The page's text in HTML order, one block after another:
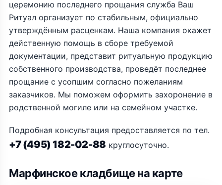
церемонию последнего прощания служба Ваш
Ритуал организует по стабильным, официально
утверждённым расценкам. Наша компания окажет
действенную помощь в сборе требуемой
документации, представит ритуальную продукцию
собственного производства, проведёт последнее
прощание с усопшим согласно пожеланиям
заказчиков. Мы поможем оформить захоронение в
родственной могиле или на семейном участке.
Подробная консультация предоставляется по тел.
+7 (495) 182-02-88 круглосуточно.
Марфинское кладбище на карте